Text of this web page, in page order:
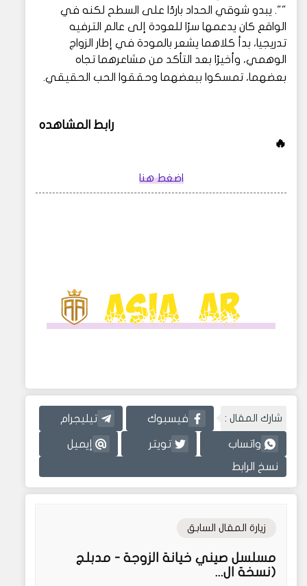
"". يبدو شوقي الحداد باردًا على السطح لكنه في
الواقع كان يدعمها سرًا للعودة إلى عالم الترفيه
تدريجيا، بدأ كلاهما يشعر بالمودة في إطار الزواج
الوهمي، وأخيرًا بعد التأكد من مشاعرهما تجاه
بعضهما، تمسكوا ببعضهما وحققوا الحب الحقيقي.
رابط المشاهده
🔥
اضغط هنا
شارك المقال : فيسبوك تيليجرام
واتساب تويتر إيميل
نسخ الرابط
زيارة المقال السابق
مسلسل صيني خيانة الزوجة - مدبلج
(نسخة ال...